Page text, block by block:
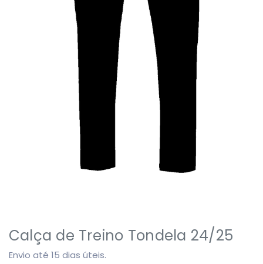
Calça de Treino Tondela 24/25
Envio até 15 dias úteis.